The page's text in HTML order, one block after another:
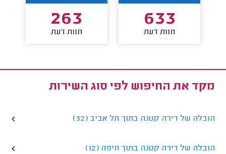
633
חוות דעת
263
חוות דעת
מקד את החיפוש לפי סוג השירות
הובלה של דירה קטנה בתוך תל אביב (32)
הובלה של דירה קטנה בתוך חיפה (12)